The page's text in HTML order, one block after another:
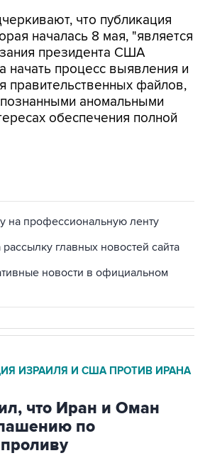
что публикация
началась 8 мая, "является
президента США
начать процесс выявления и
правительственных файлов,
аномальными
обеспечения полной
на профессиональную ленту
главных новостей сайта
новости в официальном
ИЗРАИЛЯ И США ПРОТИВ ИРАНА
что Иран и Оман
по